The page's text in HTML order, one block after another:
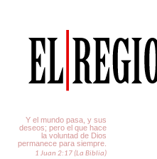
Y el mundo pasa, y sus
deseos; pero el que hace
la voluntad de Dios
permanece para siempre.
1 Juan 2:17 (La Biblia)